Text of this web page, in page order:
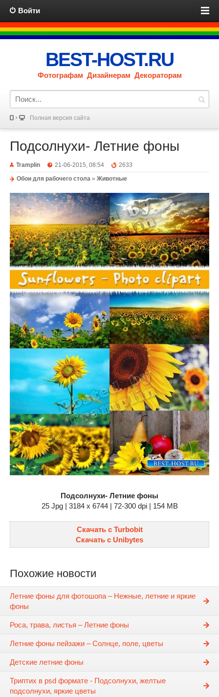
Войти
BEST-HOST.RU
Фотографам Дизайнерам Декораторам
Полная версия сайта
Подсолнухи- Летние фоны
Tramplin 21-06-2015, 08:54
2633
Обои для рабочего стола » Животные
Подсолнухи- Летние фоны
25 Jpg | 3184 x 6744 | 72-300 dpi | 154 MB
Скачать с Turbobit
Скачать с Unibytes
Похожие новости
Летние фоны для фотошопа – Нежные, летние и яркие
фоны
Роса, трава, листья – Летние фоны
Летние фоны пейзажи – Солнце, поле, цветы
Детские летние фоны
Триптих в psd формате - Подсолнухи, желтые
подсолнухи, яркие цветы